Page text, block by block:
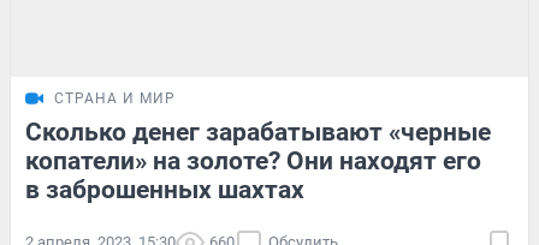
СТРАНА И МИР
Сколько денег зарабатывают «черные
копатели» на золоте? Они находят его
в заброшенных шахтах